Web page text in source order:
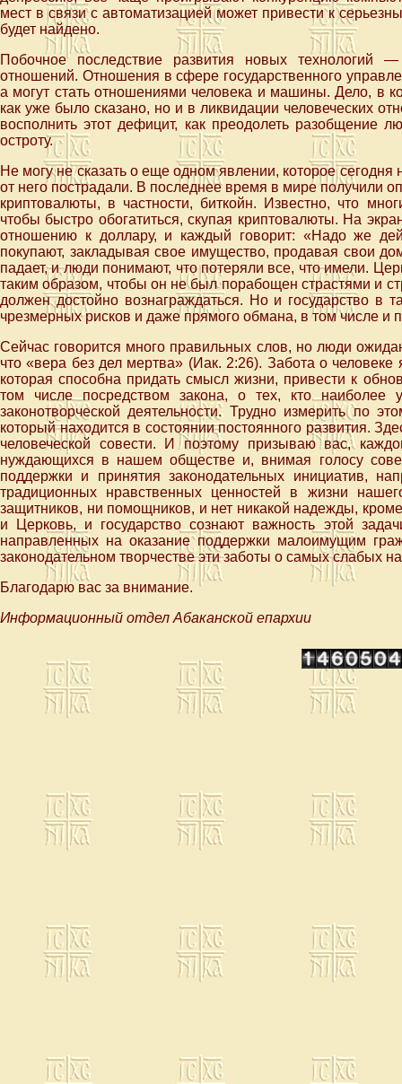
мест в связи с автоматизацией может привести к
будет найдено.
Побочное последствие развития новых технологий
отношений. Отношения в сфере государственного
а могут стать отношениями человека и машины. Дело, в
как уже было сказано, но и в ликвидации человеческих
восполнить этот дефицит, как преодолеть
остроту.
Не могу не сказать о еще одном явлении, которое
от него пострадали. В последнее время в мире получили
криптовалюты, в частности, биткойн. Известно, что
чтобы быстро обогатиться, скупая криптовалюты. На
отношению к доллару, и каждый говорит: «Надо же
покупают, закладывая свое имущество, продавая свои
падает, и люди понимают, что потеряли все, что имели.
таким образом, чтобы он не был порабощен страстями и
должен достойно вознаграждаться. Но и государство в
чрезмерных рисков и даже прямого обмана, в том числе и
Сейчас говорится много правильных слов, но люди
что «вера без дел мертва» (Иак. 2:26). Забота о
которая способна придать смысл жизни, привести к
том числе посредством закона, о тех, кто
законотворческой деятельности. Трудно измерить по
который находится в состоянии постоянного развития.
человеческой совести. И поэтому призываю вас,
нуждающихся в нашем обществе и, внимая голосу
поддержки и принятия законодательных инициатив,
традиционных нравственных ценностей в жизни
защитников, ни помощников, и нет никакой надежды,
и Церковь, и государство сознают важность этой
направленных на оказание поддержки малоимущим
законодательном творчестве эти заботы о самых слабых
Благодарю вас за внимание.
Информационный отдел Абаканской епархии